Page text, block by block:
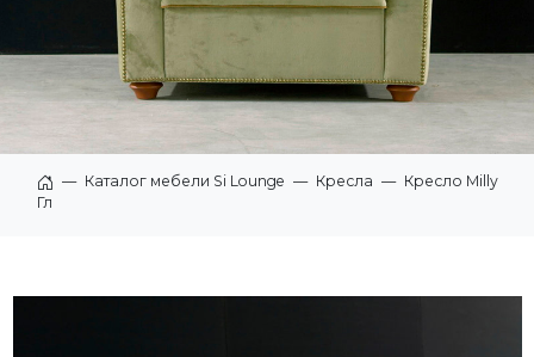
Главная
— Каталог мебели Si Lounge — Кресла — Кресло Milly